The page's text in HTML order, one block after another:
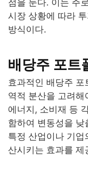
점을 둔다. 이는 주
시장 상황에 따라
방식이다.
배당주 포트
효과적인 배당주
역적 분산을 고려
에너지, 소비재 등
함하여 변동성을
특정 산업이나 기
산시키는 효과를 제